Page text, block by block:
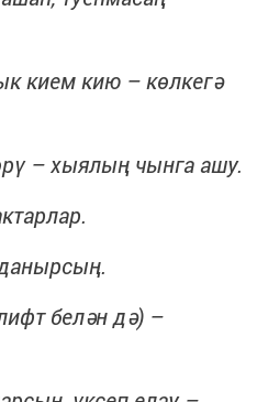
кием кию – көлкегә
– хыялың чынга ашу.
белән дә) –